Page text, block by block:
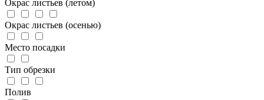
Окрас листьев (летом)
Окрас листьев (осенью)
Место посадки
Тип обрезки
Полив